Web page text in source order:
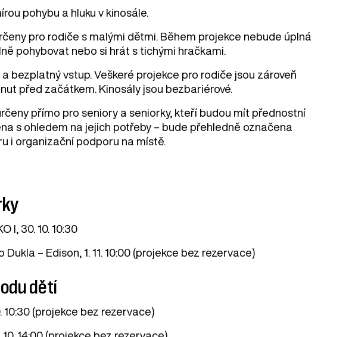
pohybu a hluku v kinosále.
pro rodiče s malými dětmi. Během projekce nebude úplná
pohybovat nebo si hrát s tichými hračkami.
bezplatný vstup. Veškeré projekce pro rodiče jsou zároveň
před začátkem. Kinosály jsou bezbariérové.
přímo pro seniory a seniorky, kteří budou mít přednostní
s ohledem na jejich potřeby – bude přehledně označena
i organizační podporu na místě.
I, 30. 10. 10:30
Dukla – Edison, 1. 11. 10:00 (projekce bez rezervace)
dětí
10:30 (projekce bez rezervace)